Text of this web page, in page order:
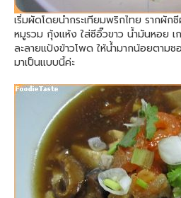
เริ่มผัดโดยนำกระเทียมพริกไทย รากผัก
หมูรวม กุ้งแห้ง ใส่ซีอิ๊วขาว น้ำมันหอย เ
ละลายแป้งข้าวโพด ให้น้ำมากน้อยตาม
มาเป็นแบบนี้ค่ะ